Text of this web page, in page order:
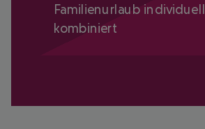
Familienurlaub individuell
kombiniert